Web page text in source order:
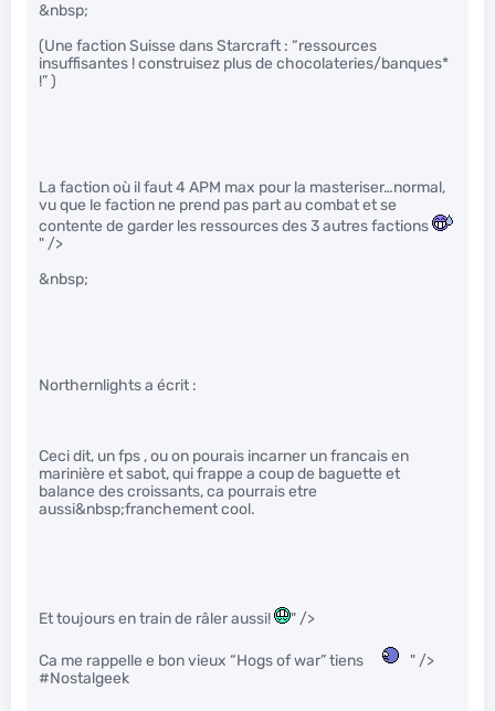
&nbsp;
(Une faction Suisse dans Starcraft : “ressources
insuffisantes ! construisez plus de chocolateries/banques*
!” )
La faction où il faut 4 APM max pour la masteriser…normal,
vu que le faction ne prend pas part au combat et se
contente de garder les ressources des 3 autres factions
" />
&nbsp;
Northernlights a écrit :
Ceci dit, un fps , ou on pourais incarner un francais en
marinière et sabot, qui frappe a coup de baguette et
balance des croissants, ca pourrais etre
aussi&nbsp;franchement cool.
Et toujours en train de râler aussi! " />
Ca me rappelle e bon vieux “Hogs of war” tiens
" />
#Nostalgeek